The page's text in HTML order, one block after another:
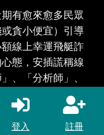
有愈來愈多民眾
貪小便宜）引導
線上幸運飛艇詐
態，安插謊稱線
、「分析師」、
便引誘民眾投注
提領獲利金，讓
心態，深陷詐騙
登入 註冊